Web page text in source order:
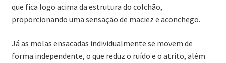
que fica logo acima da estrutura do colchão,
proporcionando uma sensação de maciez e aconchego.
Já as molas ensacadas individualmente se movem de
forma independente, o que reduz o ruído e o atrito, além